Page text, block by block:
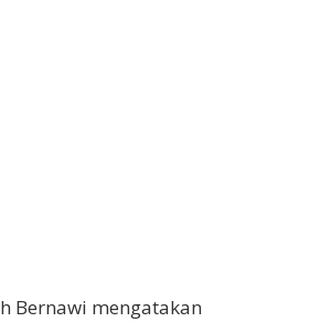
Bernawi mengatakan